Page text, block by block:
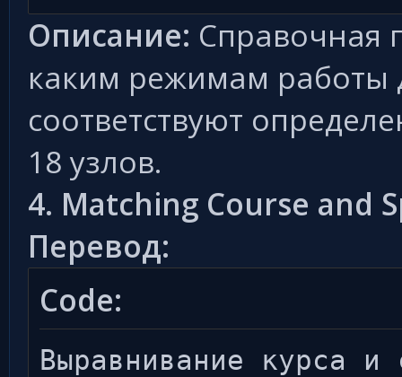
Описание: Справочная
каким режимам работы
соответствуют
18 узлов.
4. Matching Course and
Перевод:
Code:
Выравнивание курса